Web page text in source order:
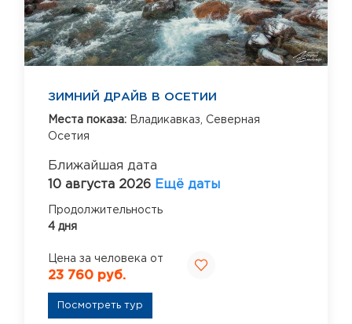
ЗИМНИЙ ДРАЙВ В ОСЕТИИ
Места показа: Владикавказ, Северная
Осетия
Ближайшая дата
10 августа 2026 Ещё даты
Продолжительность
4 дня
Цена за человека от
23 760 руб.
Посмотреть тур